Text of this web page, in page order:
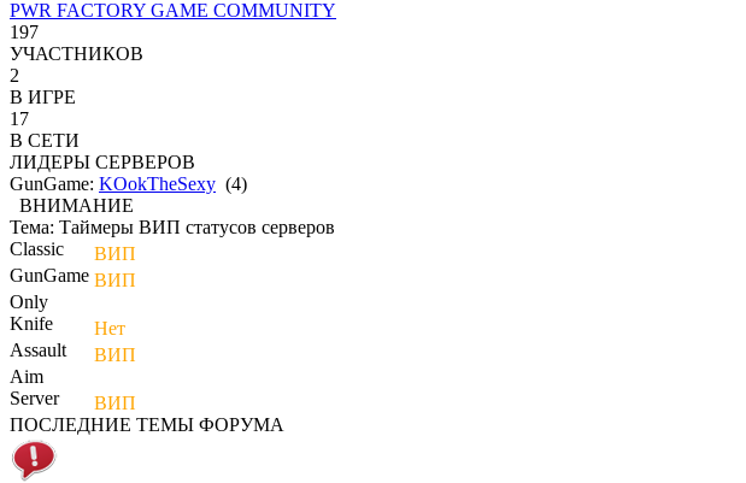
PWR FACTORY GAME COMMUNITY
197
УЧАСТНИКОВ
2
В ИГРЕ
17
В СЕТИ
ЛИДЕРЫ СЕРВЕРОВ
GunGame: KOokTheSexy (4)
ВНИМАНИЕ
Тема: Таймеры ВИП статусов серверов
Classic
ВИП
GunGame
- ВИП
Only
Knife
Нет
Assault
ВИП
Aim
Server
ВИП
ПОСЛЕДНИЕ ТЕМЫ ФОРУМА